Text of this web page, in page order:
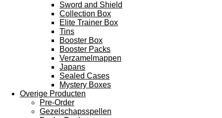
Sword and Shield
Collection Box
Elite Trainer Box
Tins
Booster Box
Booster Packs
Verzamelmappen
Japans
Sealed Cases
Mystery Boxes
Overige Producten
Pre-Order
Gezelschapsspellen